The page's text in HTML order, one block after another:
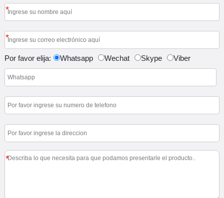
*
*
Por favor elija: Whatsapp Wechat Skype Viber
*